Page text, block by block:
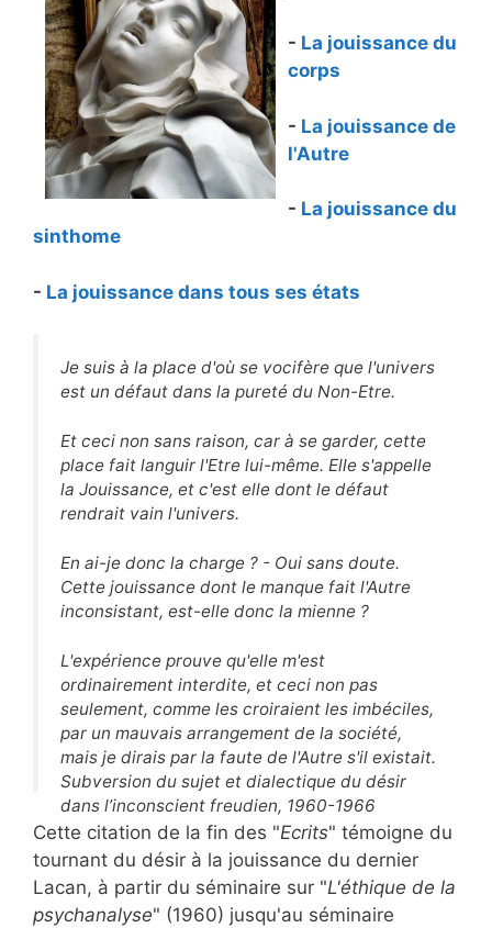
- La jouissance du
corps
- La jouissance de
l'Autre
- La jouissance du
sinthome
- La jouissance dans tous ses états
Je suis à la place d'où se vocifère que l'univers
est un défaut dans la pureté du Non-Etre.
Et ceci non sans raison, car à se garder, cette
place fait languir l'Etre lui-même. Elle s'appelle
la Jouissance, et c'est elle dont le défaut
rendrait vain l'univers.
En ai-je donc la charge ? - Oui sans doute.
Cette jouissance dont le manque fait l'Autre
inconsistant, est-elle donc la mienne ?
L'expérience prouve qu'elle m'est
ordinairement interdite, et ceci non pas
seulement, comme les croiraient les imbéciles,
par un mauvais arrangement de la société,
mais je dirais par la faute de l'Autre s'il existait.
Subversion du sujet et dialectique du désir
dans l’inconscient freudien, 1960-1966
Cette citation de la fin des "Ecrits" témoigne du
tournant du désir à la jouissance du dernier
Lacan, à partir du séminaire sur "L'éthique de la
psychanalyse" (1960) jusqu'au séminaire